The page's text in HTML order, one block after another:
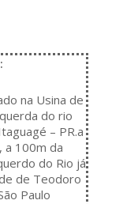
na Usina de
do rio
– PR.a
a 100m da
do Rio já
de Teodoro
Paulo